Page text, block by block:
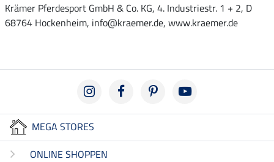
Krämer Pferdesport GmbH & Co. KG, 4. Industriestr. 1 + 2, D
68764 Hockenheim, info@kraemer.de, www.kraemer.de
MEGA STORES
ONLINE SHOPPEN